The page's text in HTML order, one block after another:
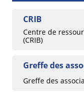
CRIB
Centre de
(CRIB)
Greffe des
Greffe des